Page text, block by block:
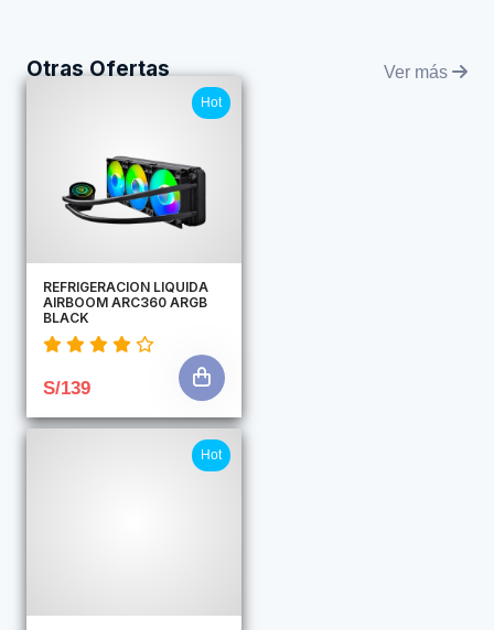
Otras Ofertas Ver más
Hot
REFRIGERACION LIQUIDA
AIRBOOM ARC360 ARGB
BLACK
S/139
Hot